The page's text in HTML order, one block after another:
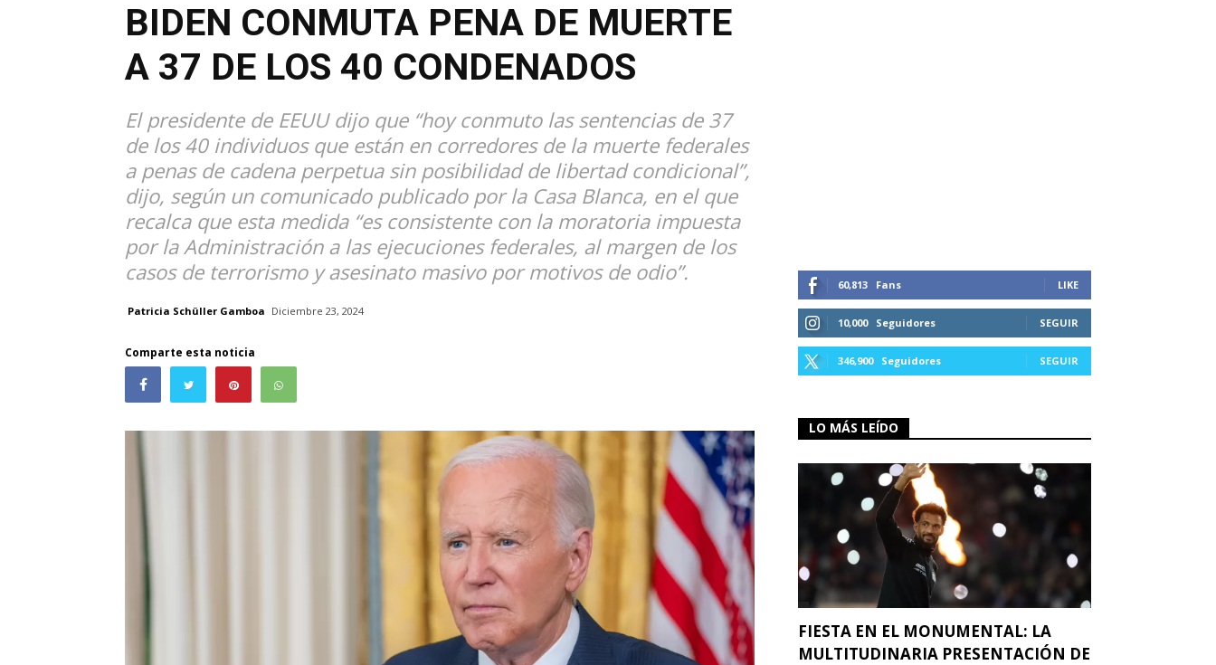
BIDEN CONMUTA PENA DE MUERTE
A 37 DE LOS 40 CONDENADOS
El presidente de EEUU dijo que “hoy conmuto las sentencias de 37
de los 40 individuos que están en corredores de la muerte federales
a penas de cadena perpetua sin posibilidad de libertad condicional”,
dijo, según un comunicado publicado por la Casa Blanca, en el que
recalca que esta medida “es consistente con la moratoria impuesta
por la Administración a las ejecuciones federales, al margen de los
casos de terrorismo y asesinato masivo por motivos de odio”.
Patricia Schüller Gamboa Diciembre 23, 2024
Comparte esta noticia
60,813 Fans LIKE
10,000 Seguidores SEGUIR
346,900 Seguidores SEGUIR
LO MÁS LEÍDO
FIESTA EN EL MONUMENTAL: LA
MULTITUDINARIA PRESENTACIÓN DE